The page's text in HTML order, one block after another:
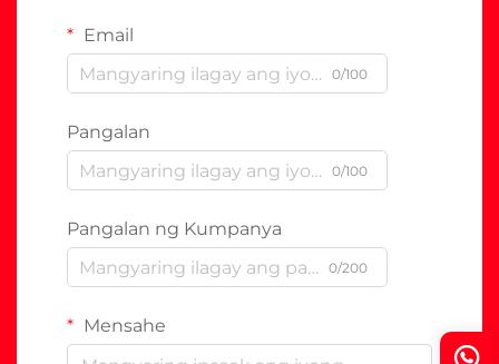
Email
0/100
Pangalan
0/100
Pangalan ng Kumpanya
0/200
Mensahe